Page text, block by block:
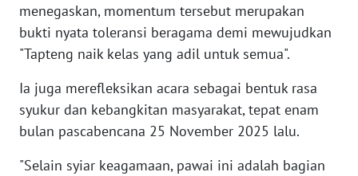
menegaskan, momentum tersebut merupakan
bukti nyata toleransi beragama demi mewujudkan
"Tapteng naik kelas yang adil untuk semua".
Ia juga merefleksikan acara sebagai bentuk rasa
syukur dan kebangkitan masyarakat, tepat enam
bulan pascabencana 25 November 2025 lalu.
"Selain syiar keagamaan, pawai ini adalah bagian
WN
JAMBI
WN
SULTRA
NTB